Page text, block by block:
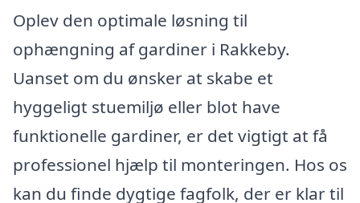
Oplev den optimale løsning til
ophængning af gardiner i Rakkeby.
Uanset om du ønsker at skabe et
hyggeligt stuemiljø eller blot have
funktionelle gardiner, er det vigtigt at få
professionel hjælp til monteringen. Hos os
kan du finde dygtige fagfolk, der er klar til